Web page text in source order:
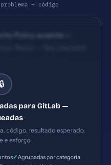
+ código
Policy ausente —
Frame-Options ausente
Baixo — Seu site
Meta description com
— Prioridade:
🔒
para GitLab —
código, resultado esperado,
e esforço
✓Agrupadas por categoria